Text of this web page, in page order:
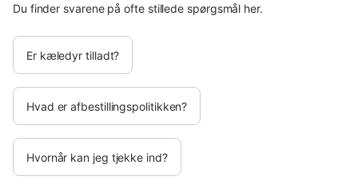
Du finder svarene på ofte stillede spørgsmål her.
Er kæledyr tilladt?
Hvad er afbestillingspolitikken?
Hvornår kan jeg tjekke ind?